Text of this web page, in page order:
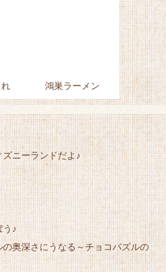
鴻巣ラーメン
ニーランドだよ♪
♪
奥深さにうなる～チョコパズルの